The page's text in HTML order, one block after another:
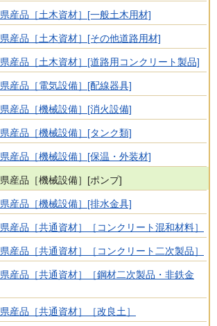
産品［土木資材］[一般土木用材]
産品［土木資材］[その他道路用材]
産品［土木資材］[道路用コンクリート製品]
産品［電気設備］[配線器具]
産品［機械設備］[消火設備]
産品［機械設備］[タンク類]
産品［機械設備］[保温・外装材]
産品［機械設備］[ポンプ]
産品［機械設備］[排水金具]
産品［共通資材］［コンクリート混和材料］
産品［共通資材］［コンクリート二次製品］
産品［共通資材］［鋼材二次製品・非鉄金
産品［共通資材］［改良土］